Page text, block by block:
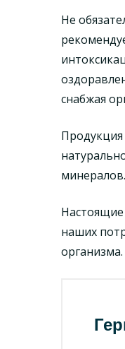
Не
снабжая
наших
организма.